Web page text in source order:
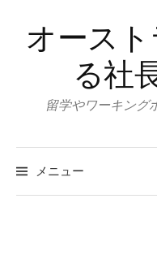
ン
キ
オース
る社
留学やワーキング
メニュー